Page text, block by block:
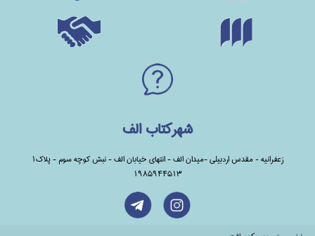
شهرکتاب الف
زعفرانیه - مقدس اردبیلی -میدان الف - انتهای خیابان الف - نبش کوچه سوم - پلاک1
1985944513